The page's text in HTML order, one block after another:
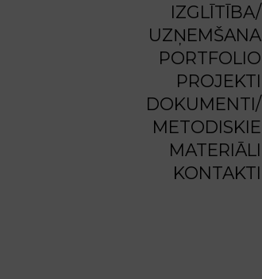
IZGLĪTĪBA/
UZŅEMŠANA
PORTFOLIO
PROJEKTI
DOKUMENTI/
METODISKIE
MATERIĀLI
KONTAKTI